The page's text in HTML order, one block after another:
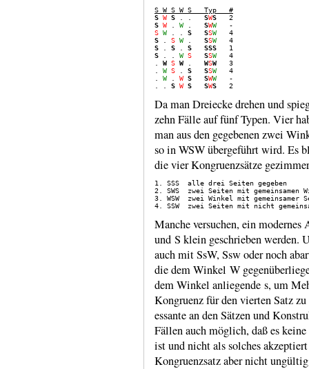
S W S W S   Typ   #
S W S SWS
S W W SWW
S W S SSW
S
S W SSW
S
S S SSS
S
W S SSW
   4
W S W WSW
   3
W S S SSW
   4
W W S SWW
   -
S W S SWS
Da man Dreiecke drehen und
zehn Fälle auf fünf Typen. Vier
man aus den gegebenen zwei
so in WSW übergeführt wird. Es
die vier Kongruenzsätze
1. SSS  alle drei Seiten gegeben
2. SWS  zwei Seiten mit gemeinsamen
3. WSW  zwei Winkel mit gemeinsamer
Manche versuchen, ein
und S klein geschrieben werden.
auch mit SsW, Ssw oder noch
die dem Win­kel W
dem Winkel anlie­gende s, um
Kongruenz für den vierten Satz
essante an den Sätzen und
Fällen auch möglich, daß es
ist und nicht als solches
Kon­gruenz­satz aber nicht